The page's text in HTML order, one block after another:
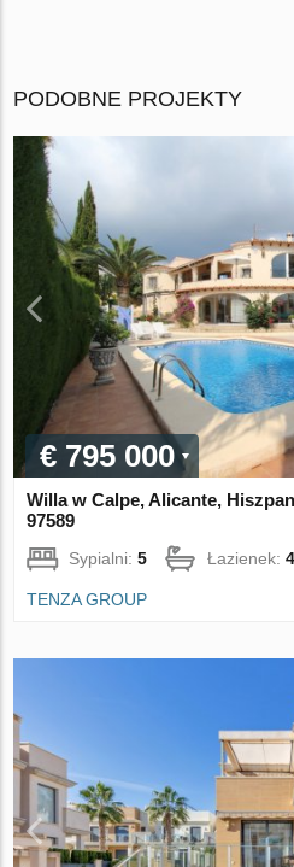
PODOBNE PROJEKTY
€ 795 000
Willa w Calpe, Alicante,
97589
Sypialni:5 Łazienek:4
TENZA GROUP